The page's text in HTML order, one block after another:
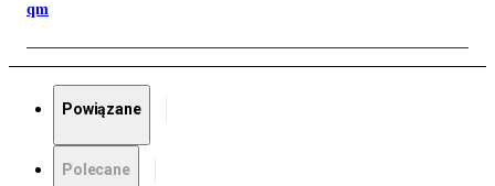
qm
Powiązane
Polecane